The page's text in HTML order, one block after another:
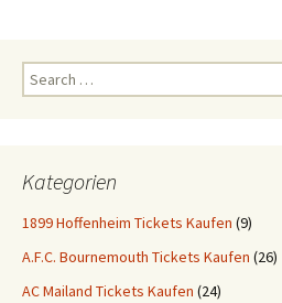
Search
for:
Kategorien
1899 Hoffenheim Tickets Kaufen (9)
A.F.C. Bournemouth Tickets Kaufen (26)
AC Mailand Tickets Kaufen (24)